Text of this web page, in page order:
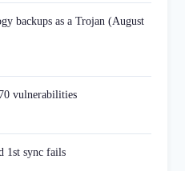
backups as a Trojan (August
vulnerabilities
1st sync fails